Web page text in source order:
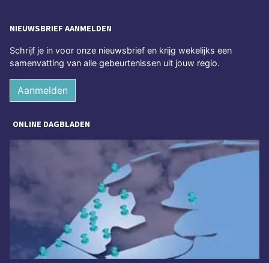
NIEUWSBRIEF AANMELDEN
Schrijf je in voor onze nieuwsbrief en krijg wekelijks een
samenvatting van alle gebeurtenissen uit jouw regio.
Aanmelden
ONLINE DAGBLADEN